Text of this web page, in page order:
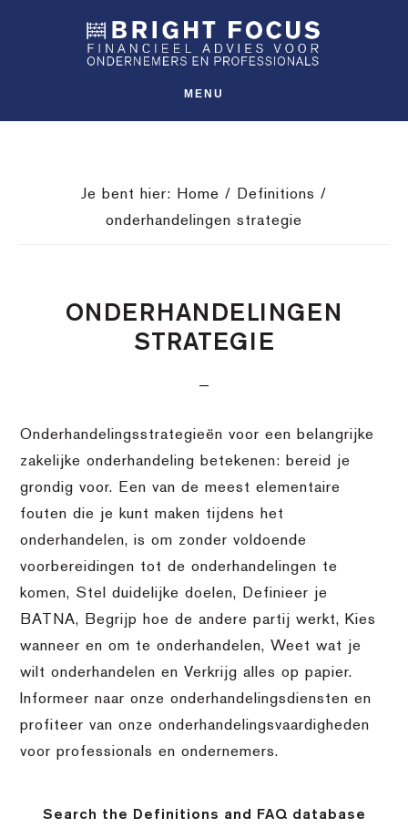
inhoud
MENU
Je bent hier: Home / Definitions /
onderhandelingen strategie
ONDERHANDELINGEN
STRATEGIE
Onderhandelingsstrategieën voor een belangrijke
zakelijke onderhandeling betekenen: bereid je
grondig voor. Een van de meest elementaire
fouten die je kunt maken tijdens het
onderhandelen, is om zonder voldoende
voorbereidingen tot de onderhandelingen te
komen, Stel duidelijke doelen, Definieer je
BATNA, Begrijp hoe de andere partij werkt, Kies
wanneer en om te onderhandelen, Weet wat je
wilt onderhandelen en Verkrijg alles op papier.
Informeer naar onze onderhandelingsdiensten en
profiteer van onze onderhandelingsvaardigheden
voor professionals en ondernemers.
Search the Definitions and FAQ database